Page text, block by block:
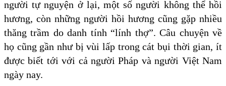
người tự nguyện ở lại, một số người không thể hồi
hương, còn những người hồi hương cũng gặp nhiều
thăng trầm do danh tính “lính thợ”. Câu chuyện về
họ cũng gần như bị vùi lấp trong cát bụi thời gian, ít
được biết tới với cả người Pháp và người Việt Nam
ngày nay.